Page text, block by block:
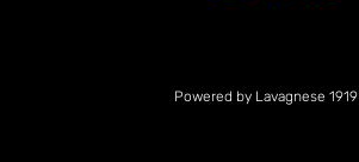
Powered by Lavagnese 1919